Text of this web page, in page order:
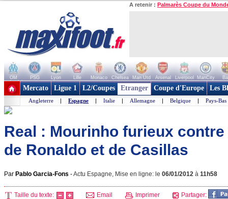
A retenir : Palmarès Coupe du
OM PSG Lyon Lille Monaco Chelsea Man Utd Arsenal Liverpool ManCity
+ de clubs
Mercato Ligue 1 L2/Coupes Etranger Coupe d'Europe Les
Angleterre | Espagne | Italie | Allemagne | Belgique | Pays-Bas
Real : Mourinho furieux
de Ronaldo et de Casillas
Par Pablo Garcia-Fons -Actu Espagne, Mise en ligne: le 06/01/2012 à 11h58
Taille du texte: Email Imprimer Partager: